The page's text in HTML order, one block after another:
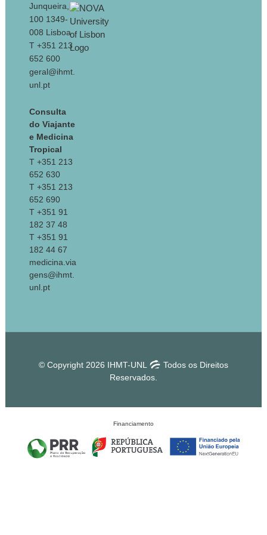
Junqueira,
100 1349-
008 Lisboa
T +351 213
652 600
geral@ihmt.
unl.pt
Consulta
do Viajante
e Medicina
Tropical
T +351 213
652 630
T +351 213
652 690
T +351 91
182 37 48
T +351 91
182 44 67
medicina.via
gens@ihmt.
unl.pt
© Copyright 2026 IHMT-UNL
Todos os Direitos
Reservados.
Financiamento